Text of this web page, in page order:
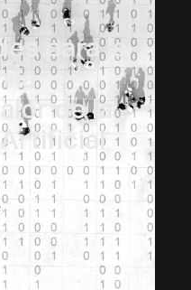
para la
la
de la